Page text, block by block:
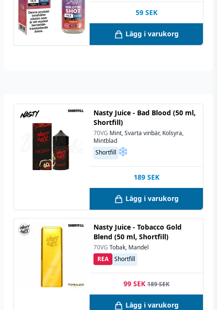
59 SEK
Lägg i varukorg
Nasty Juice - Bad Blood (50 ml,
Shortfill)
70VG Mint, Svarta vinbär, Kolsyra,
Mintblad
Shortfill
189 SEK
Lägg i varukorg
Nasty Juice - Tobacco Gold
Blend (50 ml, Shortfill)
70VG Tobak, Mandel
Shortfill
REA
99 SEK 189 SEK
Lägg i varukorg